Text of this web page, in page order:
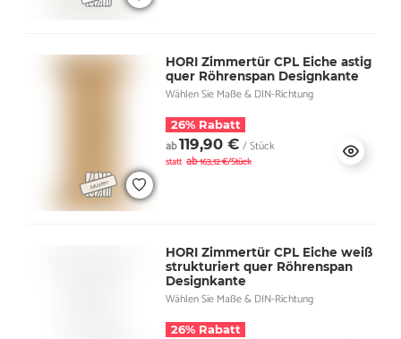
HORI Zimmertür CPL Eiche astig
quer Röhrenspan Designkante
Wählen Sie Maße & DIN-Richtung
26% Rabatt
ab119,90 € / Stück
statt ab163,12 €/Stück
HORI Zimmertür CPL Eiche weiß
strukturiert quer Röhrenspan
Designkante
Wählen Sie Maße & DIN-Richtung
26% Rabatt